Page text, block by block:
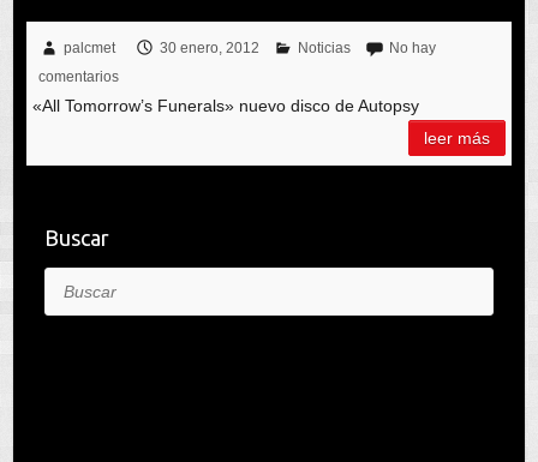
palcmet 30 enero, 2012 Noticias
No hay
comentarios
«All Tomorrow’s Funerals» nuevo disco de Autopsy
leer más
Buscar
Buscar